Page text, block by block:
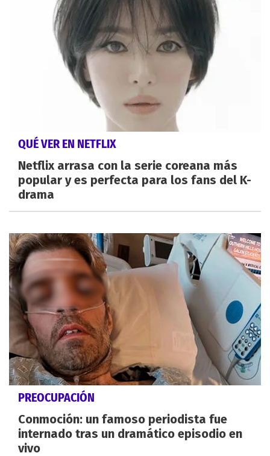
QUÉ VER EN NETFLIX
Netflix arrasa con la serie coreana más
popular y es perfecta para los fans del K-
drama
PREOCUPACIÓN
Conmoción: un famoso periodista fue
internado tras un dramático episodio en
vivo